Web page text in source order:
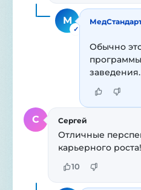
М
✓
Обычно
заведения.
С Сергей
Отличные
карьерного роста!
10